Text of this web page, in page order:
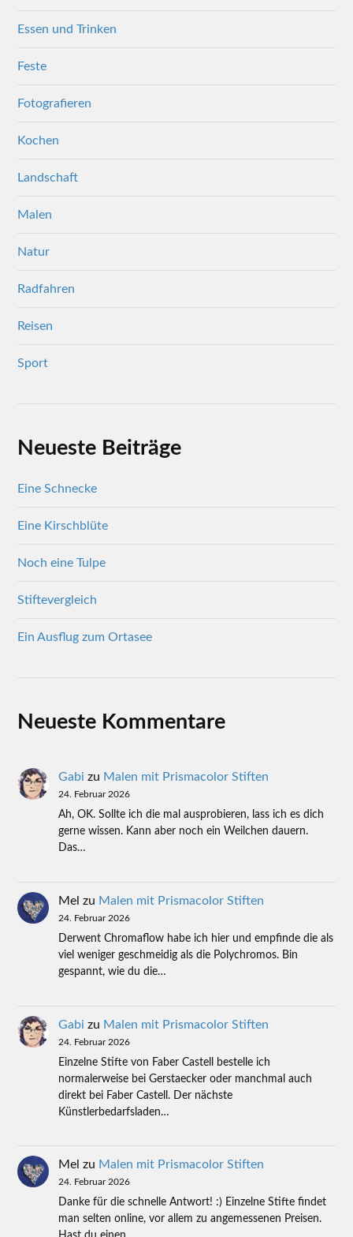
Essen und Trinken
Feste
Fotografieren
Kochen
Landschaft
Malen
Natur
Radfahren
Reisen
Sport
Neueste Beiträge
Eine Schnecke
Eine Kirschblüte
Noch eine Tulpe
Stiftevergleich
Ein Ausflug zum Ortasee
Neueste Kommentare
Gabi zu Malen mit Prismacolor Stiften
24. Februar 2026
Ah, OK. Sollte ich die mal ausprobieren, lass ich es dich
gerne wissen. Kann aber noch ein Weilchen dauern.
Das…
Mel zu Malen mit Prismacolor Stiften
24. Februar 2026
Derwent Chromaflow habe ich hier und empfinde die als
viel weniger geschmeidig als die Polychromos. Bin
gespannt, wie du die…
Gabi zu Malen mit Prismacolor Stiften
24. Februar 2026
Einzelne Stifte von Faber Castell bestelle ich
normalerweise bei Gerstaecker oder manchmal auch
direkt bei Faber Castell. Der nächste
Künstlerbedarfsladen…
Mel zu Malen mit Prismacolor Stiften
24. Februar 2026
Danke für die schnelle Antwort! :) Einzelne Stifte findet
man selten online, vor allem zu angemessenen Preisen.